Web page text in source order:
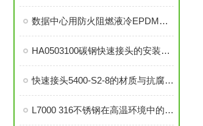
数据中心用防火阻燃液冷EPDM橡胶软管-UL94 V0认证
HA0503100碳钢快速接头的安装与维护指南
快速接头5400-S2-8的材质与抗腐蚀性探讨
L7000 316不锈钢在高温环境中的应用与性能分析